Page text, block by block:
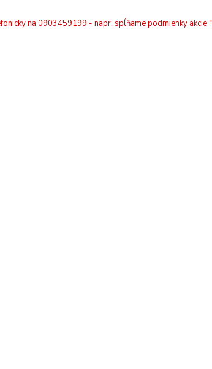
na 0903459199 - napr. spĺňame podmienky